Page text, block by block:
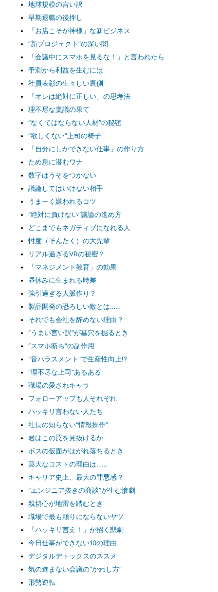
地球規模の言い訳
早期退職の後押し
「お店こそが神様」な新ビジネス
”新プロジェクト”の深い闇
「会議中にスマホを見るな！」と言われたら
予測から利益を生むには
社員表彰の生々しい裏側
「オレは絶対に正しい」の思考法
理不尽な稟議の果て
“なくてはならない人材”の秘密
“欲しくない”上司の椅子
「自分にしかできない仕事」の作り方
ため息に潜むワナ
数字はうそをつかない
議論してはいけない相手
うまーく嫌われるコツ
“絶対に負けない”議論の進め方
どこまでもネガティブになれる人
忖度（そんたく）の大先輩
リアル過ぎるVRの秘密？
「マネジメント教育」の効果
昼休みに生まれる時差
強引過ぎる人脈作り？
製品開発の恐ろしい敵とは……
それでも会社を辞めない理由？
“うまい言い訳”が墓穴を掘るとき
“スマホ断ち”の副作用
“音ハラスメント”で生産性向上!?
“理不尽な上司”あるある
職場の愛されキャラ
フォローアップも人それぞれ
ハッキリ言わない人たち
社長の知らない“情報操作”
君はこの罠を見抜けるか
ボスの仮面がはがれ落ちるとき
莫大なコストの理由は……
キャリア史上、最大の罪悪感？
“エンジニア抜きの商談”が生む惨劇
親切心が地雷を踏むとき
職場で最も頼りにならないヤツ
「ハッキリ言え！」が招く悲劇
今日仕事ができない10の理由
デジタルデトックスのススメ
気の進まない会議の“かわし方”
形勢逆転